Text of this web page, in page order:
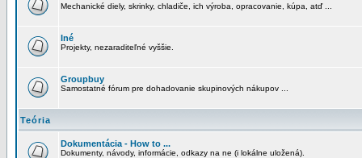
Mechanické diely, skrinky, chladiče, ich výroba, opracovanie, kúpa, atď ...
Iné
Projekty, nezaraditeľné vyššie.
Groupbuy
Samostatné fórum pre dohadovanie skupinových nákupov ...
Teória
Dokumentácia - How to ...
Dokumenty, návody, informácie, odkazy na ne (i lokálne uložená).